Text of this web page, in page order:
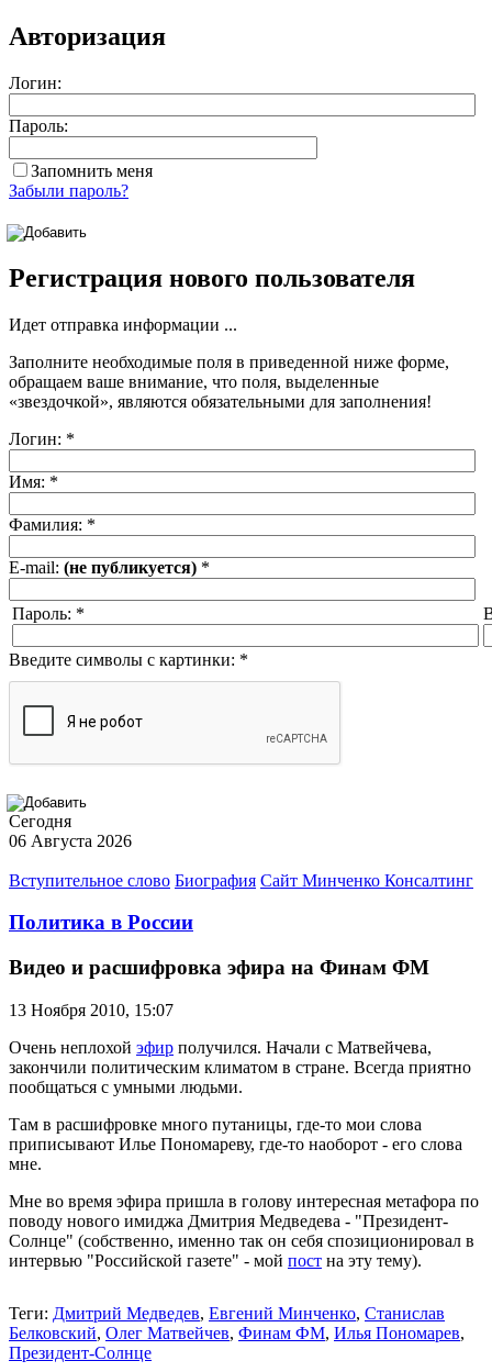
Авторизация
Логин:
Пароль:
Запомнить меня
Забыли пароль?
Регистрация нового пользователя
Идет отправка информации ...
Заполните необходимые поля в приведенной ниже форме,
обращаем ваше внимание, что поля, выделенные
«звездочкой», являются обязательными для заполнения!
Логин: *
Имя: *
Фамилия: *
E-mail: (не публикуется) *
Пароль: *
Введите символы с картинки: *
Сегодня
06 Августа 2026
Вступительное слово Биография Сайт Минченко Консалтинг
Политика в России
Видео и расшифровка эфира на Финам ФМ
13 Ноября 2010, 15:07
Очень неплохой эфир получился. Начали с Матвейчева,
закончили политическим климатом в стране. Всегда приятно
пообщаться с умными людьми.
Там в расшифровке много путаницы, где-то мои слова
приписывают Илье Пономареву, где-то наоборот - его слова
мне.
Мне во время эфира пришла в голову интересная метафора по
поводу нового имиджа Дмитрия Медведева - "Президент-
Солнце" (собственно, именно так он себя спозиционировал в
интервью "Российской газете" - мой пост на эту тему).
Теги: Дмитрий Медведев, Евгений Минченко, Станислав
Белковский, Олег Матвейчев, Финам ФМ, Илья Пономарев,
Президент-Солнце